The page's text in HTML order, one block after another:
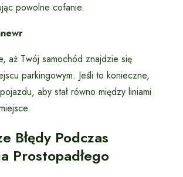
powolne cofanie.
aż Twój samochód znajdzie się
parkingowym. Jeśli to konieczne,
aby stał równo między liniami
Błędy Podczas
Prostopadłego